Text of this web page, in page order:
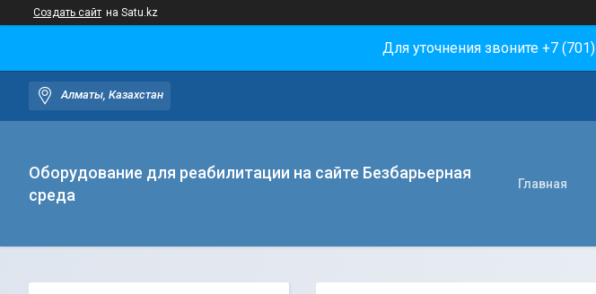
Создать сайт на Satu.kz
Для уточнения звоните +7
Алматы, Казахстан
Оборудование для реабилитации на сайте Безбарьерная
среда
Главная